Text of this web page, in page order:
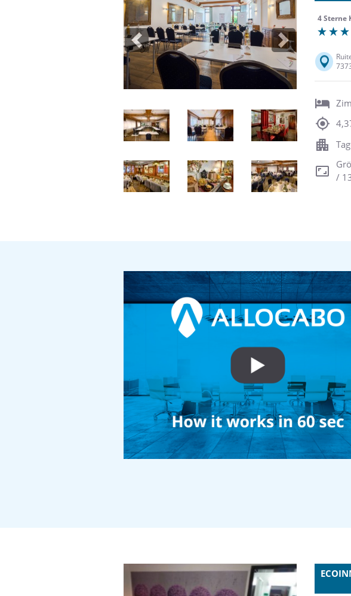
Previous Next
4 Sterne
/